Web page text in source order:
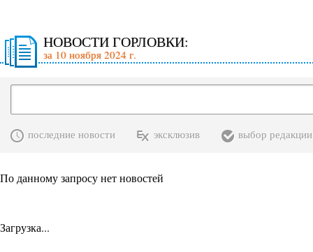
НОВОСТИ ГОРЛОВКИ:
за 10 ноября 2024 г.
последние новости эксклюзив выбор редакции
По данному запросу нет новостей
Загрузка...